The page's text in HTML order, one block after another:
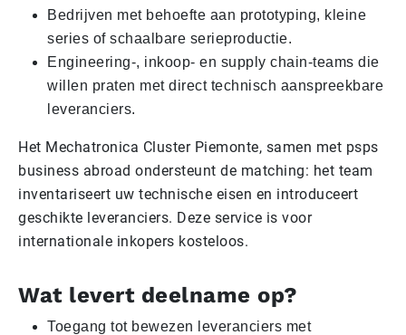
Bedrijven met behoefte aan prototyping, kleine
series of schaalbare serieproductie.
Engineering-, inkoop- en supply chain-teams die
willen praten met direct technisch aanspreekbare
leveranciers.
Het Mechatronica Cluster Piemonte, samen met psps
business abroad ondersteunt de matching: het team
inventariseert uw technische eisen en introduceert
geschikte leveranciers. Deze service is voor
internationale inkopers kosteloos.
Wat levert deelname op?
Toegang tot bewezen leveranciers met